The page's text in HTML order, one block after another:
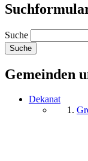
Suche
Gemeinden
Dekanat